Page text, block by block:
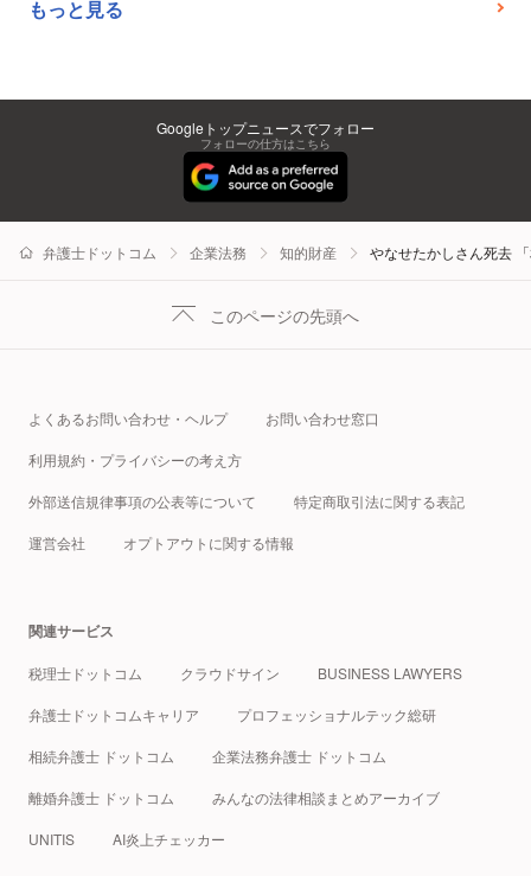
もっと見る
Googleトップニュースでフォロー
フォローの仕方はこちら
弁護士ドットコム 企業法務 知的財産 やなせたかしさん死去
このページの先頭へ
よくあるお問い合わせ・ヘルプ お問い合わせ窓口
利用規約・プライバシーの考え方
外部送信規律事項の公表等について 特定商取引法に関する表記
運営会社 オプトアウトに関する情報
関連サービス
税理士ドットコム クラウドサイン BUSINESS LAWYERS
弁護士ドットコムキャリア プロフェッショナルテック総研
相続弁護士 ドットコム 企業法務弁護士 ドットコム
離婚弁護士 ドットコム みんなの法律相談まとめアーカイブ
UNITIS AI炎上チェッカー